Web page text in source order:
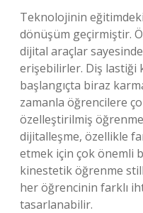
Teknolojinin
dönüşüm geçirmiştir.
dijital araçlar
erişebilirler. Diş lastiği
başlangıçta biraz
zamanla öğrencilere
özelleştirilmiş
dijitalleşme, özellikle
etmek için çok önemli
kinestetik öğrenme
her öğrencinin farklı
tasarlanabilir.